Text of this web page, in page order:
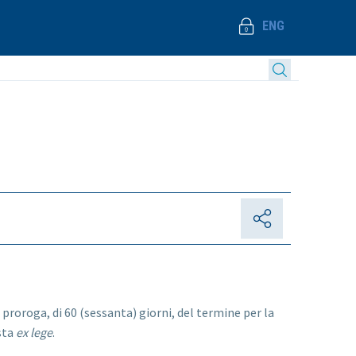
ENG
di 60 (sessanta) giorni, del termine per la
ex lege.